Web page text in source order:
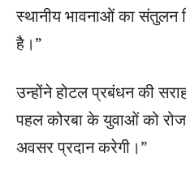
स्थानीय भावनाओं का संतुलन
है।”
उन्होंने होटल प्रबंधन की
पहल कोरबा के युवाओं को
अवसर प्रदान करेगी।”